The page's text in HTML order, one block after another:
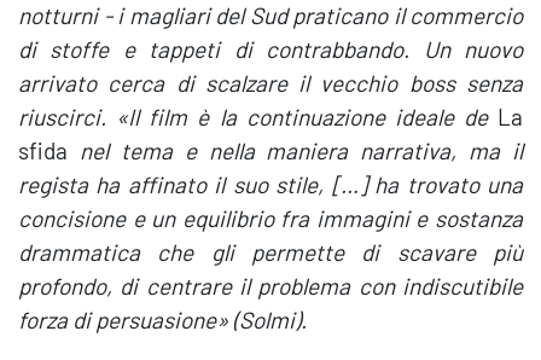
notturni - i magliari del Sud praticano il commercio
di stoffe e tappeti di contrabbando. Un nuovo
arrivato cerca di scalzare il vecchio boss senza
riuscirci. «Il film è la continuazione ideale deLa
sfida nel tema e nella maniera narrativa, ma il
regista ha affinato il suo stile, […] ha trovato una
concisione e un equilibrio fra immagini e sostanza
drammatica che gli permette di scavare più
profondo, di centrare il problema con indiscutibile
forza di persuasione» (Solmi).